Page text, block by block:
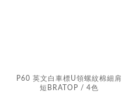
P60 英文白車標U領螺紋棉細肩
短BRATOP / 4色